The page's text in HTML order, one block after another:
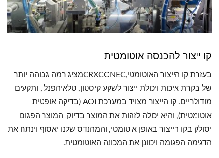
קו ייצור להכנסה אוטומטית
בעזרת קו הייצור האוטומטי,CRXCONECמציג רמה גבוהה יותר
של בקרת איכות ויכולת ייצור לשקע קיסטון, טלאיהפנל , ותקעים
מודולריים. קו הייצור מצויד במערכת AOI (בדיקה אופטית
אוטומטית), והיא יכולה לזהות את המוצר בדיוק. המוצר הפגום
יסולק בקו הייצור באופן אוטומטי, והמהנדס שלנו יאסוף וינתח את
הדגימה הפגומה ויכוונן את המכונה האוטומטית.